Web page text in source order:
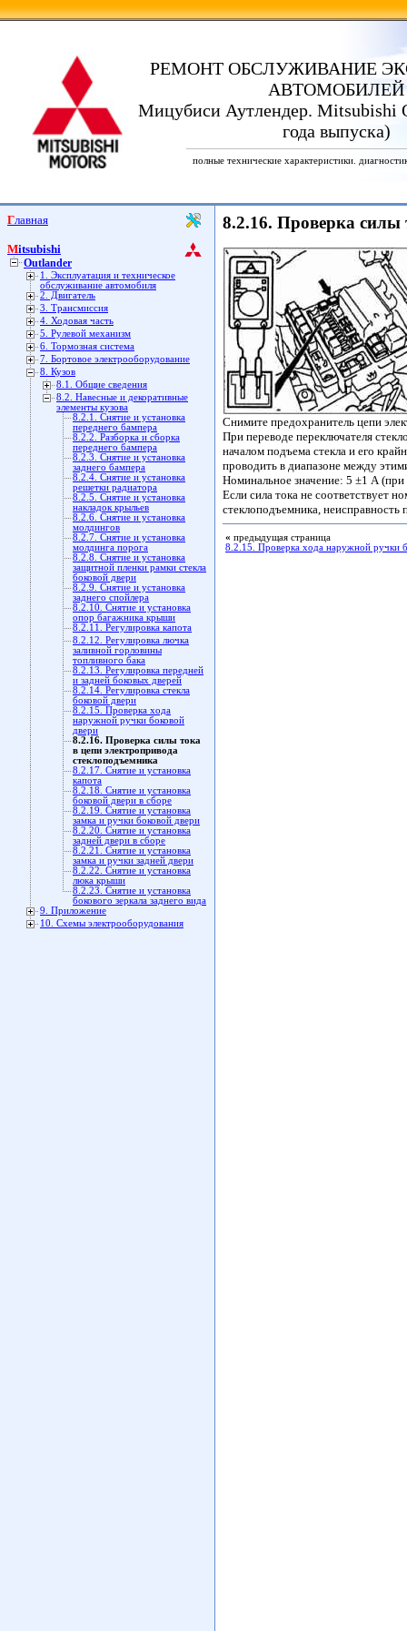
РЕМОНТ ОБСЛУЖИВАНИЕ
АВТОМОБИЛЕЙ
Мицубиси Аутлендер. Mitsubishi
года выпуска)
полные технические характеристики.
Главная
Mitsubishi
Outlander
1. Эксплуатация и техническое
обслуживание автомобиля
2. Двигатель
3. Трансмиссия
4. Ходовая часть
5. Рулевой механизм
6. Тормозная система
7. Бортовое электрооборудование
8. Кузов
8.1. Общие сведения
8.2. Навесные и декоративные
элементы кузова
8.2.1. Снятие и установка
переднего бампера
8.2.2. Разборка и сборка
переднего бампера
8.2.3. Снятие и установка
заднего бампера
8.2.4. Снятие и установка
решетки радиатора
8.2.5. Снятие и установка
накладок крыльев
8.2.6. Снятие и установка
молдингов
8.2.7. Снятие и установка
молдинга порога
8.2.8. Снятие и установка
защитной пленки рамки стекла
боковой двери
8.2.9. Снятие и установка
заднего спойлера
8.2.10. Снятие и установка
опор багажника крыши
8.2.11. Регулировка капота
8.2.12. Регулировка лючка
заливной горловины
топливного бака
8.2.13. Регулировка передней
и задней боковых дверей
8.2.14. Регулировка стекла
боковой двери
8.2.15. Проверка хода
наружной ручки боковой
двери
8.2.16. Проверка силы тока
в цепи электропривода
стеклоподъемника
8.2.17. Снятие и установка
капота
8.2.18. Снятие и установка
боковой двери в сборе
8.2.19. Снятие и установка
замка и ручки боковой двери
8.2.20. Снятие и установка
задней двери в сборе
8.2.21. Снятие и установка
замка и ручки задней двери
8.2.22. Снятие и установка
люка крыши
8.2.23. Снятие и установка
бокового зеркала заднего вида
9. Приложение
10. Схемы электрооборудования
8.2.16. Проверка силы
Снимите предохранитель цепи
При переводе переключателя
началом подъема стекла и его
проводить в диапазоне между
Номинальное значение: 5 ±1 А
Если сила тока не соответствует
стеклоподъемника, неисправность
« предыдущая страница
8.2.15. Проверка хода наружной ручки